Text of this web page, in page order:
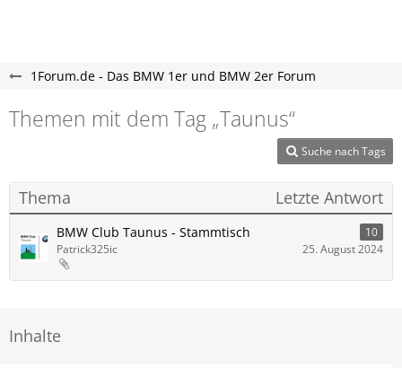
1Forum.de - Das BMW 1er und BMW 2er Forum
Themen mit dem Tag „Taunus“
Suche nach Tags
Thema Letzte Antwort
BMW Club Taunus - Stammtisch
10
Patrick325ic
25. August 2024
Inhalte